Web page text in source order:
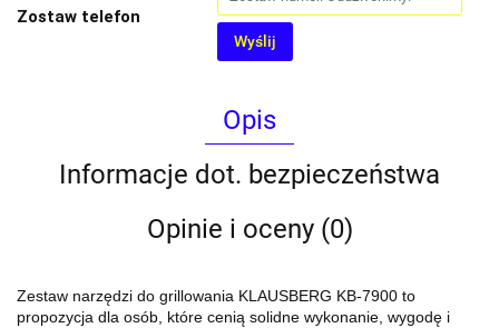
Zostaw telefon
Wyślij
Opis
Informacje dot. bezpieczeństwa
Opinie i oceny (0)
Zestaw narzędzi do grillowania KLAUSBERG KB-7900 to
propozycja dla osób, które cenią solidne wykonanie, wygodę i